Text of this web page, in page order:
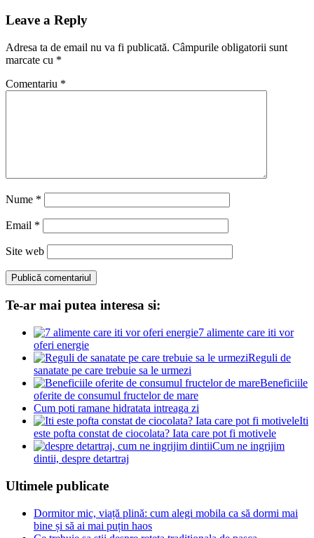
Leave a Reply
Adresa ta de email nu va fi publicată. Câmpurile obligatorii sunt
marcate cu *
Comentariu *
Nume *
Email *
Site web
Te-ar mai putea interesa si:
7 alimente care iti vor
oferi energie
Reguli de
sanatate pe care trebuie sa le urmezi
Beneficiile
oferite de consumul fructelor de mare
Cum poti ramane hidratata intreaga zi
Iti
este pofta constat de ciocolata? Iata care pot fi motivele
Cum ne ingrijim
dintii, despre detartraj
Ultimele publicate
Dormitor mic, viață plină: cum alegi mobila ca să dormi mai
bine și să ai mai puțin haos